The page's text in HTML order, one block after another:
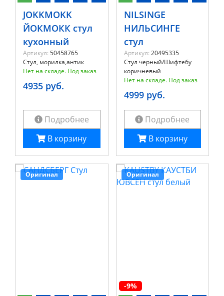
JOKKMOKK
ЙОКМОКК стул
кухонный
Артикул: 50458765
Стул, морилка,антик
Нет на складе. Под заказ
4935 руб.
Подробнее
В корзину
NILSINGE
НИЛЬСИНГЕ
стул
Артикул: 20495335
Стул черный/Шифтебу
коричневый
Нет на складе. Под заказ
4999 руб.
Подробнее
В корзину
Оригинал Оригинал
-9%